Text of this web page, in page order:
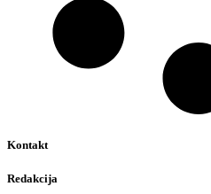
Kontakt
Redakcija